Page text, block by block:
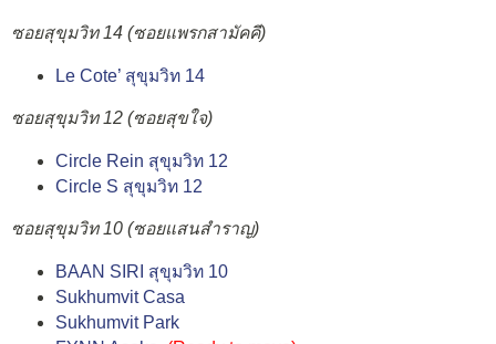
ซอยสุขุมวิท 14 (ซอยแพรกสามัคคี)
Le Cote’ สุขุมวิท 14
ซอยสุขุมวิท 12 (ซอยสุขใจ)
Circle Rein สุขุมวิท 12
Circle S สุขุมวิท 12
ซอยสุขุมวิท 10 (ซอยแสนสำราญ)
BAAN SIRI สุขุมวิท 10
Sukhumvit Casa
Sukhumvit Park